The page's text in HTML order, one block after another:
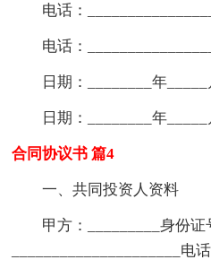
电话：
电话：
日期：________年_____
日期：________年_____
合同协议书 篇4
一、共同投资人资料
甲方：_________身份证
_____________________电